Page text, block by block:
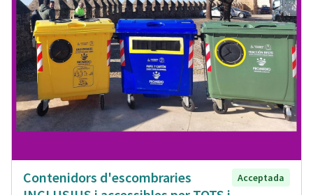
Contenidors d'escombraries
Acceptada